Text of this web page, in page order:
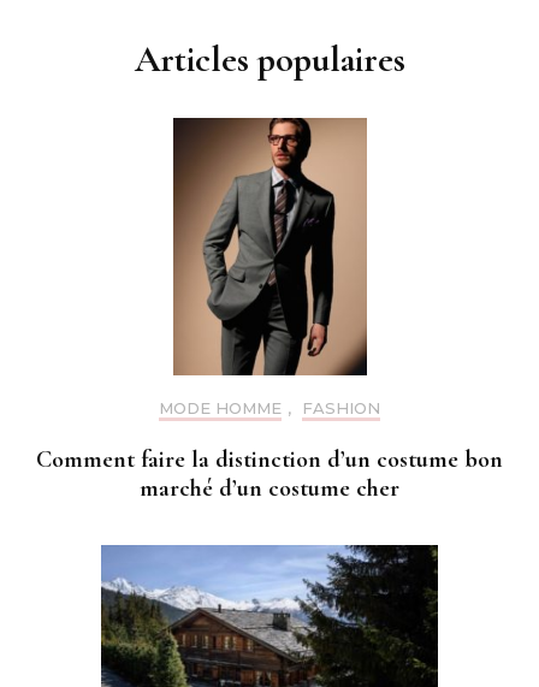
Articles populaires
MODE HOMME , FASHION
Comment faire la distinction d’un costume bon
marché d’un costume cher